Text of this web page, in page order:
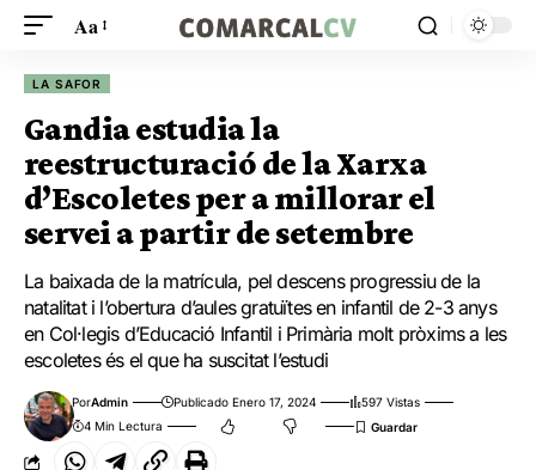
Aa
LA SAFOR
Gandia estudia la
reestructuració de la Xarxa
d’Escoletes per a millorar el
servei a partir de setembre
La baixada de la matrícula, pel descens progressiu de la
natalitat i l’obertura d’aules gratuïtes en infantil de 2-3 anys
en Col·legis d’Educació Infantil i Primària molt pròxims a les
escoletes és el que ha suscitat l’estudi
PorAdmin Publicado Enero 17, 2024
597 Vistas
4 Min Lectura